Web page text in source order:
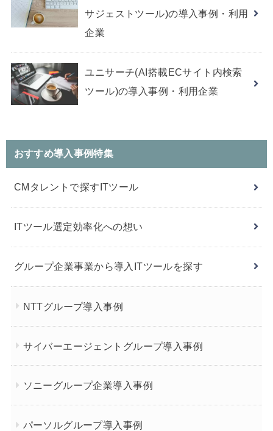
サジェストツール)の導入事例・利用
企業
ユニサーチ(AI搭載ECサイト内検索
ツール)の導入事例・利用企業
おすすめ導入事例特集
CMタレントで探すITツール
ITツール選定効率化への想い
グループ企業事業から導入ITツールを探す
NTTグループ導入事例
サイバーエージェントグループ導入事例
ソニーグループ企業導入事例
パーソルグループ導入事例